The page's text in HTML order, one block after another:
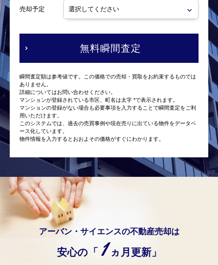
売却予定
無料瞬間査定
瞬間査定額は参考値です。この価格での売却・買取をお約束するものでは
ありません。
詳細についてはお問い合わせください。
マンションが登録されている市区、町名は太字 *で表示されます。
マンションの登録がない場合も必要事項を入力することで瞬間査定をご利
用いただけます。
このシステムでは、過去の売買事例や現在売りに出ている物件をデータベ
ース化しています。
物件情報を入力するとおおよその価格がすぐにわかります。
アーバン・サイエンスの不動産売却は
安心の「 1 ヵ月更新」